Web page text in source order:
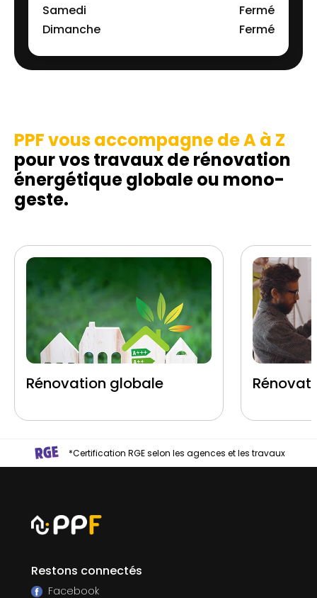
Samedi
Fermé
Dimanche
Fermé
PPF vous accompagne de A à Z
pour vos travaux de rénovation
énergétique globale ou mono-
geste.
Rénovation globale
*Certification RGE selon les agences et les travaux
Restons connectés
Facebook